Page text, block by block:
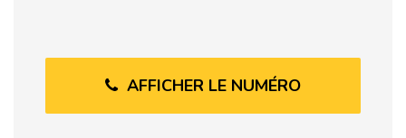
AFFICHER LE NUMÉRO